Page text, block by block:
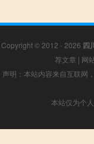
Copyright © 2012 - 2026 四
荐文章 | 网
声明：本站内容来自互联网
本站仅为个